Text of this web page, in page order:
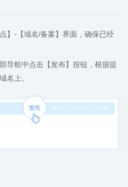
】-【域名/备案】界面，确保已经
导航中点击【发布】按钮，根据提
名上。